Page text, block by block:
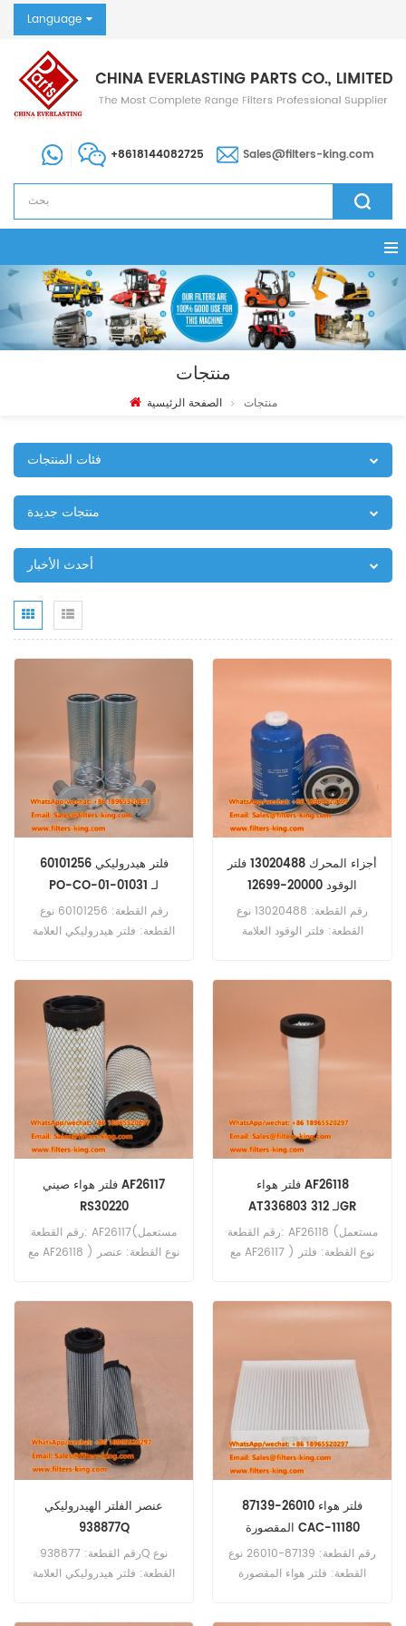
Language
+8618144082725 Sales@filters-king.com
منتجات
الصفحة الرئيسية منتجات
فئات المنتجات
منتجات جديدة
أحدث الأخبار
60101256 فلتر هيدروليكي
PO-CO-01-01031 لـ
SCT250
رقم القطعة: 60101256 نوع
القطعة: فلتر هيدروليكي العلامة
60101256 فلتر هيدروليكي مرجع
متقاطع PO-CO-01-01031
للاستخدام مع Sany SCT250
SR205 SY135 SY155W SY195
SY205C-9 SY215C-9
SY235C SY235C-9 SY285
SY305 SY335C SY365C
SY365H-9.
أجزاء المحرك 13020488 فلتر
الوقود 20000-12699
رقم القطعة: 13020488 نوع
القطعة: فلتر الوقود العلامة
فلتر الوقود المرجعي المتقاطع
20000-12699 للاستخدام مع
Weichai WP 6G125E 202.WP
6 G 125 E 22.
فلتر هواء صيني AF26117
RS30220
رقم القطعة: AF26117(مستعمل
مع AF26118 ) نوع القطعة: عنصر
فلتر هواء AF26118
AT336803 لـ 312GR
رقم القطعة: AF26118 (مستعمل
مع AF26117 ) نوع القطعة: فلتر
قطعة
عنصر الفلتر الهيدروليكي
938877Q
رقم القطعة: 938877Q نوع
القطعة: فلتر هيدروليكي العلامة
87139-26010 فلتر هواء
المقصورة CAC-11180
رقم القطعة: 87139-26010 نوع
القطعة: فلتر هواء المقصورة